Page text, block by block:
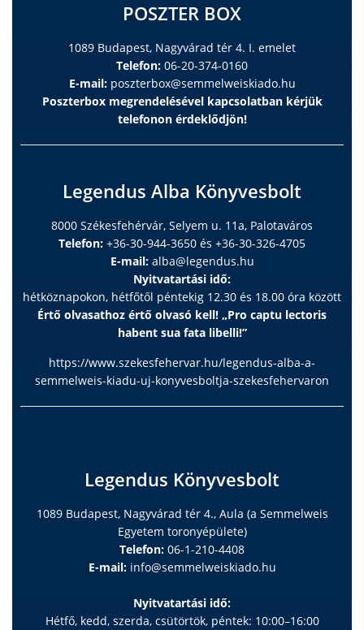
POSZTER BOX
1089 Budapest, Nagyvárad tér 4. I. emelet
Telefon: 06-20-374-0160
E-mail: poszterbox@semmelweiskiado.hu
Poszterbox megrendelésével kapcsolatban kérjük
telefonon érdeklődjön!
Legendus Alba Könyvesbolt
8000 Székesfehérvár, Selyem u. 11a, Palotaváros
Telefon: +36-30-944-3650 és +36-30-326-4705
E-mail: alba@legendus.hu
Nyitvatartási idő:
hétköznapokon, hétfőtől péntekig 12.30 és 18.00 óra között
Értő olvasathoz értő olvasó kell! „Pro captu lectoris
habent sua fata libelli!”
https://www.szekesfehervar.hu/legendus-alba-a-
semmelweis-kiadu-uj-konyvesboltja-szekesfehervaron
Legendus Könyvesbolt
1089 Budapest, Nagyvárad tér 4., Aula (a Semmelweis
Egyetem toronyépülete)
Telefon: 06-1-210-4408
E-mail: info@semmelweiskiado.hu
Nyitvatartási idő:
Hétfő, kedd, szerda, csütörtök, péntek: 10:00–16:00